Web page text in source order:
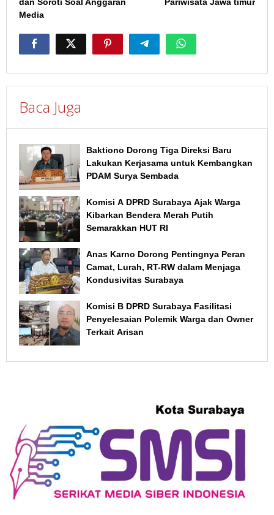
Media
Baca Juga
Baktiono Dorong Tiga Direksi Baru
Lakukan Kerjasama untuk Kembangkan
PDAM Surya Sembada
Komisi A DPRD Surabaya Ajak Warga
Kibarkan Bendera Merah Putih
Semarakkan HUT RI
Anas Karno Dorong Pentingnya Peran
Camat, Lurah, RT-RW dalam Menjaga
Kondusivitas Surabaya
Komisi B DPRD Surabaya Fasilitasi
Penyelesaian Polemik Warga dan Owner
Terkait Arisan